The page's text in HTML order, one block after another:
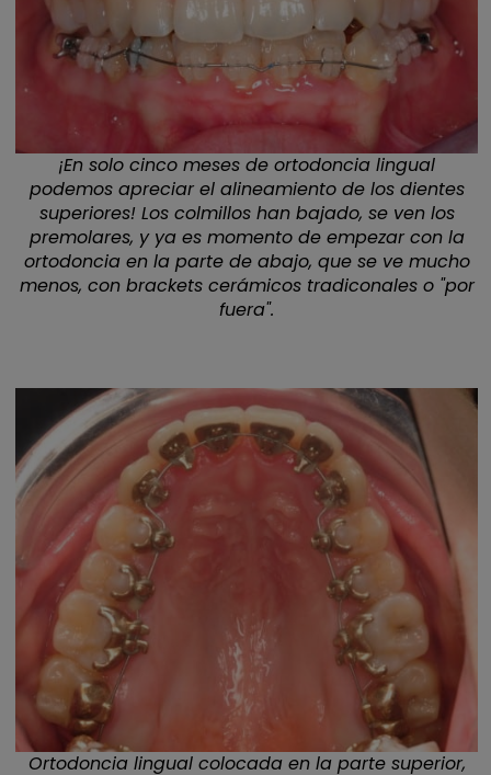
¡En solo cinco meses de ortodoncia lingual
podemos apreciar el alineamiento de los dientes
superiores! Los colmillos han bajado, se ven los
premolares, y ya es momento de empezar con la
ortodoncia en la parte de abajo, que se ve mucho
menos, con brackets cerámicos tradiconales o "por
fuera".
Ortodoncia lingual colocada en la parte superior,